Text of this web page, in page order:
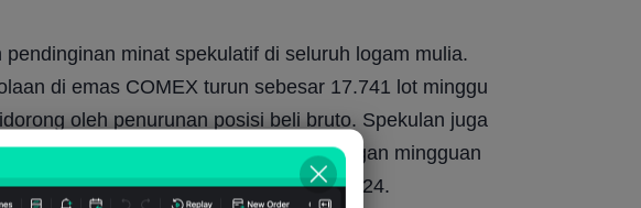
minat spekulatif di seluruh logam mulia.
di emas COMEX turun sebesar 17.741 lot minggu
oleh penurunan posisi beli bruto. Spekulan juga
di perak sebesar 4.032 lot, pengurangan mingguan
pada titik terendah sejak Februari 2024.